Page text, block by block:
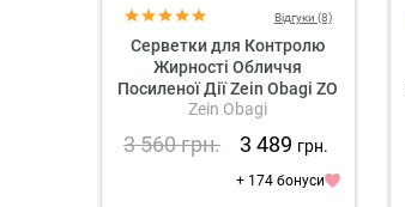
Відгуки (8)
Серветки для Контролю
Жирності Обличчя
Посиленої Дії Zein Obagi ZO
Skin Health Oil Control Pads
Zein Obagi
3 560грн. 3 489 грн.
+ 174 бонуси